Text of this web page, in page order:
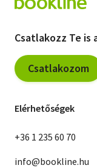
Csatlakozz Te is
Csatlakozom
Elérhetőségek
+36 1 235 60 70
info@bookline.hu